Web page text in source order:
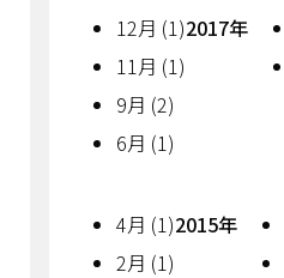
12月 (1)
11月 (1)
9月 (2)
6月 (1)
2017年
4月 (1)
2月 (1)
2015年